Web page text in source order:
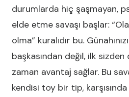
durumlarda hiç şaşmayan,
elde etme savaşı başlar:
olma” kuralıdır bu.
başkasından değil, ilk sizden
zaman avantaj sağlar. Bu
kendisi toy bir tip,